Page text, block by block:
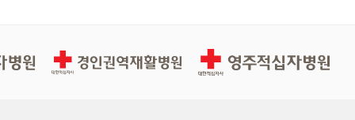
경인권역적십자병원 영주적십자병원